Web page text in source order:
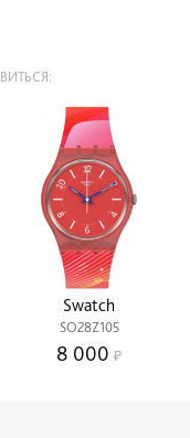
Swatch
SO28Z105
8 000